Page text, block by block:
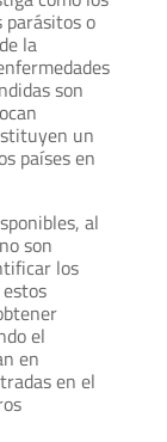
parásitos o
la
son
un
países en
al
son
los
el
en
en el